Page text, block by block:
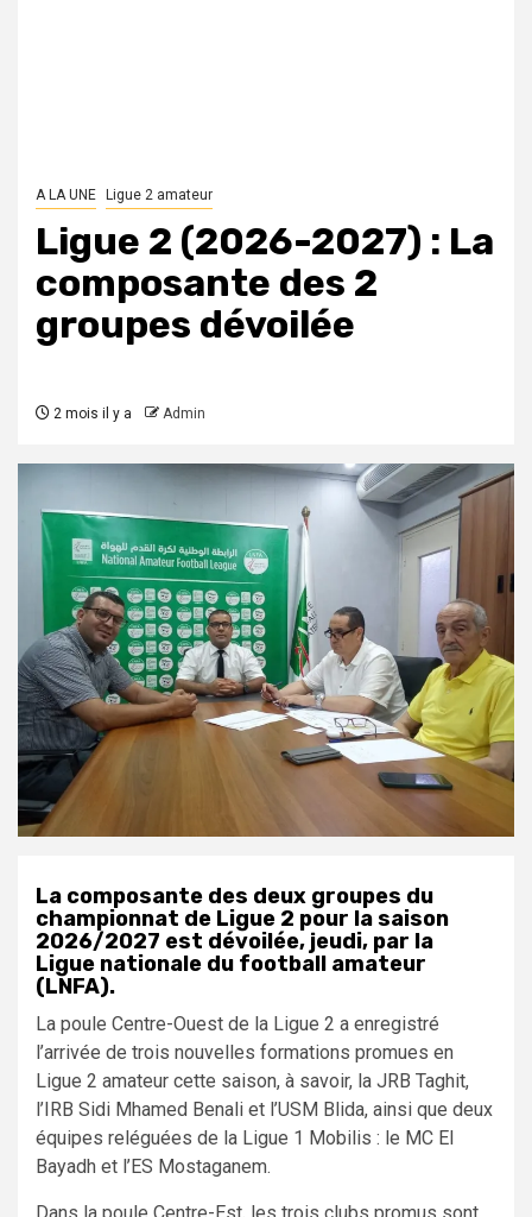
A LA UNE Ligue 2 amateur
Ligue 2 (2026-2027) : La
composante des 2
groupes dévoilée
2 mois il y a Admin
La composante des deux groupes du
championnat de Ligue 2 pour la saison
2026/2027 est dévoilée, jeudi, par la
Ligue nationale du football amateur
(LNFA).
La poule Centre-Ouest de la Ligue 2 a enregistré
l’arrivée de trois nouvelles formations promues en
Ligue 2 amateur cette saison, à savoir, la JRB Taghit,
l’IRB Sidi Mhamed Benali et l’USM Blida, ainsi que deux
équipes reléguées de la Ligue 1 Mobilis : le MC El
Bayadh et l’ES Mostaganem.
Dans la poule Centre-Est, les trois clubs promus sont